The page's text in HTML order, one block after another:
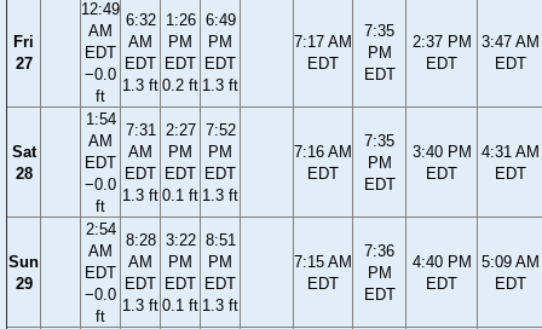
Fri
27
12:49
AM
EDT
−0.0
ft
6:32
AM
EDT
1.3 ft
1:26
PM
EDT
0.2 ft
6:49
PM
EDT
1.3 ft
7:17 AM
EDT
7:35
PM
EDT
2:37 PM
EDT
3:47 AM
EDT
Sat
28
1:54
AM
EDT
−0.0
ft
7:31
AM
EDT
1.3 ft
2:27
PM
EDT
0.1 ft
7:52
PM
EDT
1.3 ft
7:16 AM
EDT
7:35
PM
EDT
3:40 PM
EDT
4:31 AM
EDT
Sun
29
2:54
AM
EDT
−0.0
ft
8:28
AM
EDT
1.3 ft
3:22
PM
EDT
0.1 ft
8:51
PM
EDT
1.3 ft
7:15 AM
EDT
7:36
PM
EDT
4:40 PM
EDT
5:09 AM
EDT